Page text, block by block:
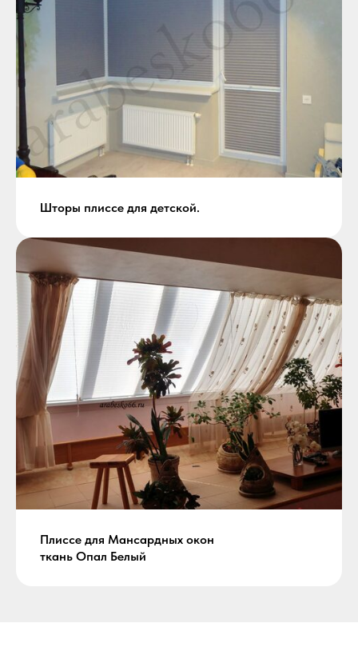
Шторы плиссе для детской.
Плиссе для Мансардных окон
ткань Опал Белый